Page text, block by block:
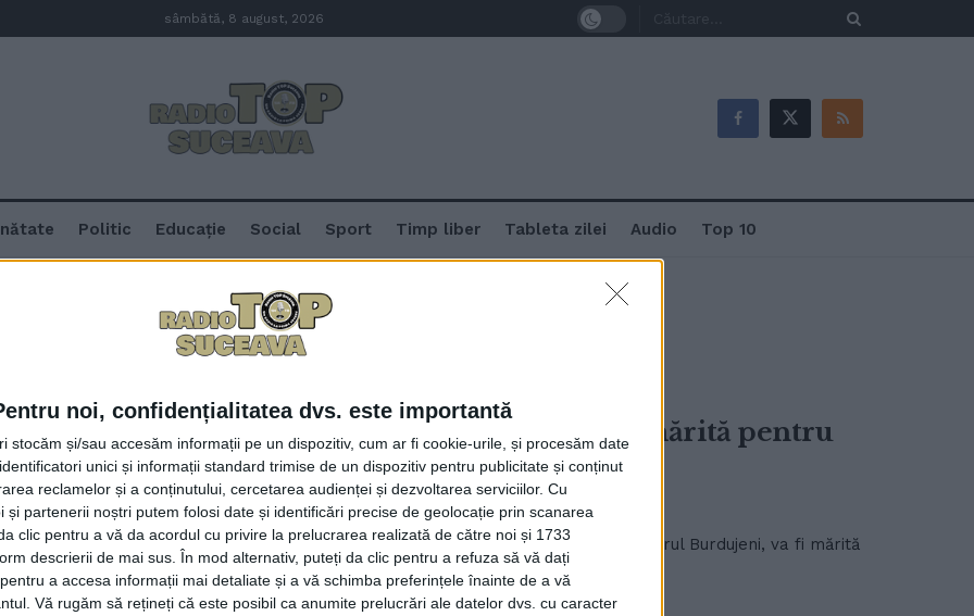
noi, confidențialitatea dvs. este importantă
stocăm și/sau accesăm informații pe un dispozitiv, cum ar fi cookie-urile, și procesăm date
unici și informații standard trimise de un dispozitiv pentru publicitate și conținut
reclamelor și a conținutului, cercetarea audienței și dezvoltarea serviciilor. Cu
și partenerii noștri putem folosi date și identificări precise de geolocație prin scanarea
clic pentru a vă da acordul cu privire la prelucrarea realizată de către noi și 1733
descrierii de mai sus. În mod alternativ, puteți da clic pentru a refuza să vă dați
a accesa informații mai detaliate și a vă schimba preferințele înainte de a vă
Vă rugăm să rețineți că este posibil ca anumite prelucrări ale datelor dvs. cu caracter
sâmbătă, 8 august, 2026
Politic Educație Social Sport Timp liber Tableta zilei Audio Top 10
Stația Orizont, din cartierul Burdujeni, va fi mărită pentru
mai mult spațiu și confort
7 SEPTEMBRIE, 2023
Viceprimarul Sucevei Lucian Harșovschi a anunțat că Stația Orizont, din cartierul Burdujeni, va fi mărită
pentru mai mult spațiu și ...